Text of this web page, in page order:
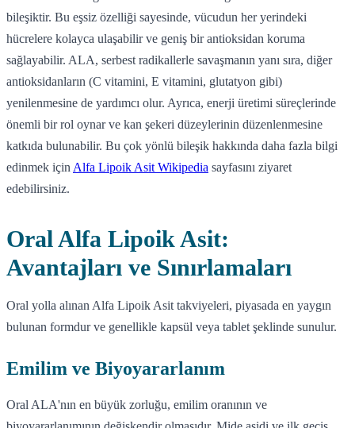
bileşiktir. Bu eşsiz özelliği sayesinde, vücudun her yerindeki
hücrelere kolayca ulaşabilir ve geniş bir antioksidan koruma
sağlayabilir. ALA, serbest radikallerle savaşmanın yanı sıra, diğer
antioksidanların (C vitamini, E vitamini, glutatyon gibi)
yenilenmesine de yardımcı olur. Ayrıca, enerji üretimi süreçlerinde
önemli bir rol oynar ve kan şekeri düzeylerinin düzenlenmesine
katkıda bulunabilir. Bu çok yönlü bileşik hakkında daha fazla bilgi
edinmek için Alfa Lipoik Asit Wikipedia sayfasını ziyaret
edebilirsiniz.
Oral Alfa Lipoik Asit:
Avantajları ve Sınırlamaları
Oral yolla alınan Alfa Lipoik Asit takviyeleri, piyasada en yaygın
bulunan formdur ve genellikle kapsül veya tablet şeklinde sunulur.
Emilim ve Biyoyararlanım
Oral ALA'nın en büyük zorluğu, emilim oranının ve